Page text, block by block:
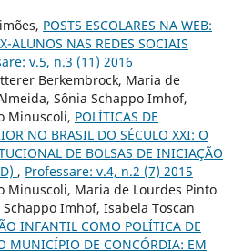
POSTS ESCOLARES NA WEB:
ALUNOS NAS REDES SOCIAIS
v.5, n.3 (11) 2016
Berkembrock, Maria de
Sônia Schappo Imhof,
Minuscoli, POLÍTICAS DE
NO BRASIL DO SÉCULO XXI: O
DE BOLSAS DE INICIAÇÃO
, Professare: v.4, n.2 (7) 2015
Minuscoli, Maria de Lourdes Pinto
Imhof, Isabela Toscan
INFANTIL COMO POLÍTICA DE
MUNICÍPIO DE CONCÓRDIA: EM